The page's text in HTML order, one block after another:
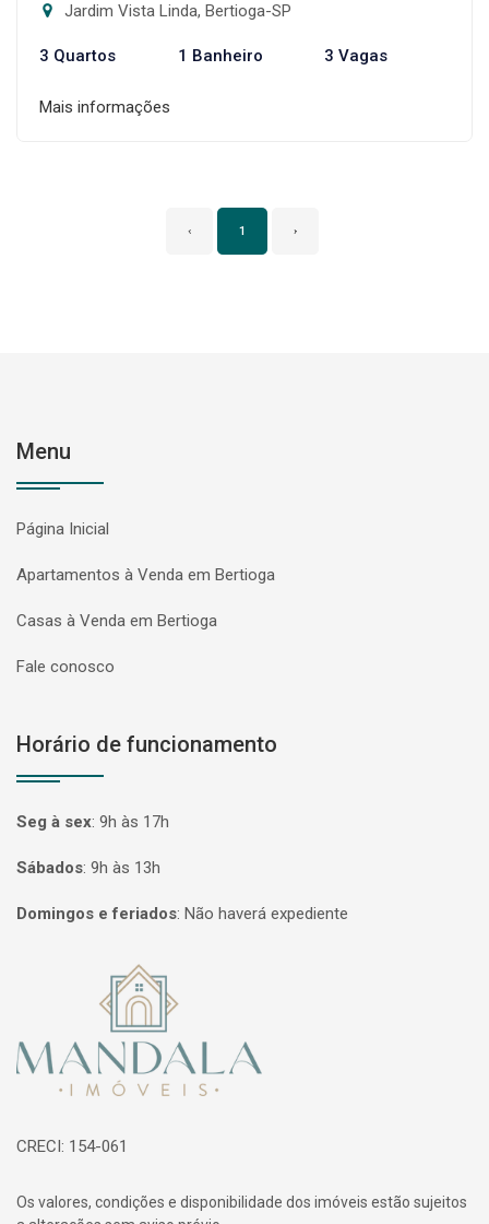
Jardim Vista Linda, Bertioga-SP
3 Quartos 1 Banheiro 3 Vagas
Mais informações
‹ 1 ›
Menu
Página Inicial
Apartamentos à Venda em Bertioga
Casas à Venda em Bertioga
Fale conosco
Horário de funcionamento
Seg à sex: 9h às 17h
Sábados: 9h às 13h
Domingos e feriados: Não haverá expediente
Página inicial
CRECI: 154-061
Os valores, condições e disponibilidade dos imóveis estão sujeitos